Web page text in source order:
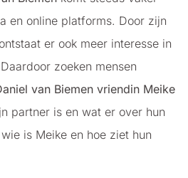
en online platforms. Door zijn
er ook meer interesse in
zoeken mensen
van Biemen vriendin Meike
partner is en wat er over hun
is Meike en hoe ziet hun